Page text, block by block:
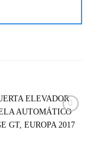
wishlist